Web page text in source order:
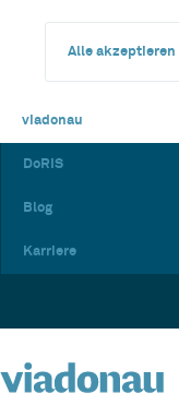
Alle akzeptieren
viadonau
DoRIS
Blog
Karriere